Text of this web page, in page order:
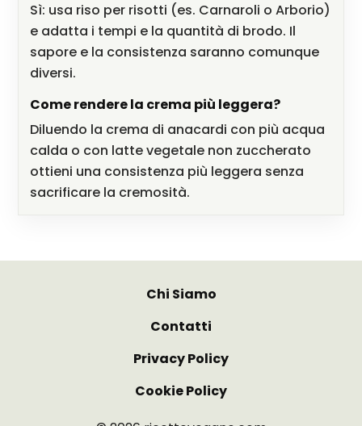
Sì: usa riso per risotti (es. Carnaroli o Arborio)
e adatta i tempi e la quantità di brodo. Il
sapore e la consistenza saranno comunque
diversi.
Come rendere la crema più leggera?
Diluendo la crema di anacardi con più acqua
calda o con latte vegetale non zuccherato
ottieni una consistenza più leggera senza
sacrificare la cremosità.
Chi Siamo
Contatti
Privacy Policy
Cookie Policy